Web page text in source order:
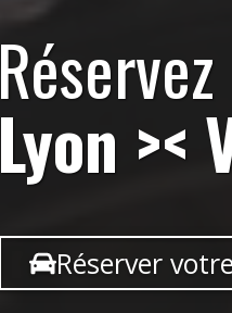
Réservez
Lyon ><
Réserver